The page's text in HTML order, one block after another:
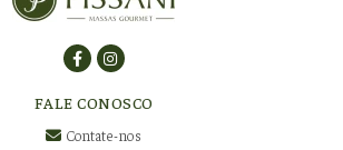
FALE CONOSCO
Contate-nos